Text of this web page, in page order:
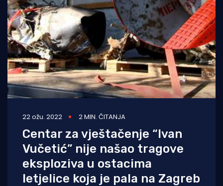
22 ožu. 2022 2 MIN. ČITANJA
Centar za vještačenje “Ivan
Vučetić” nije našao tragove
eksploziva u ostacima
letjelice koja je pala na Zagreb